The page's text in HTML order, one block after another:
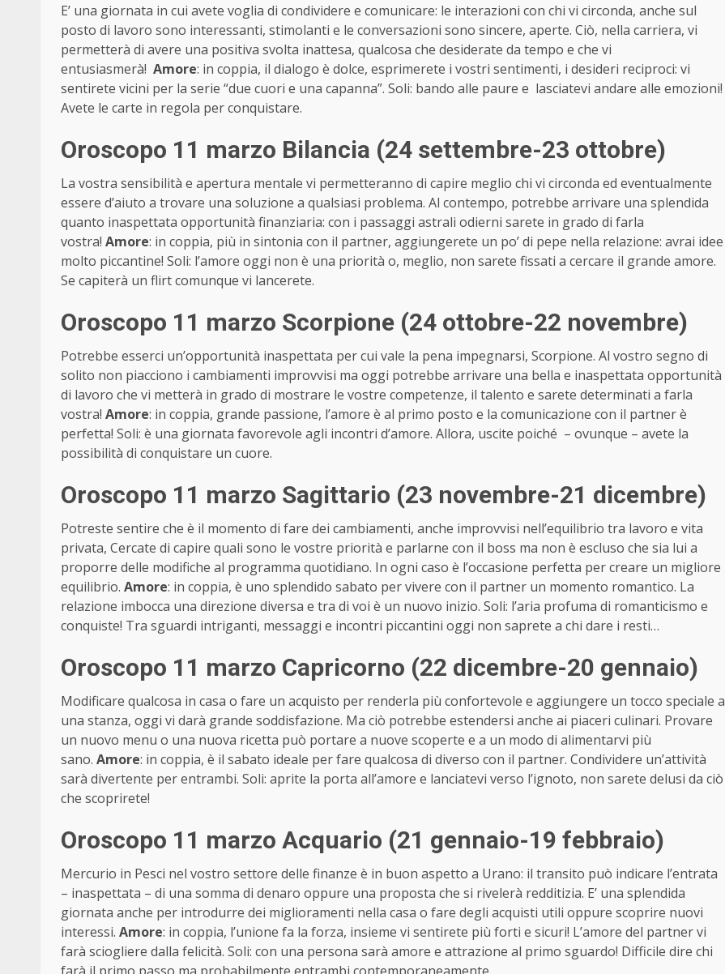
E’ una giornata in cui avete voglia di condividere e comunicare: le interazioni con chi vi circonda, anche sul
posto di lavoro sono interessanti, stimolanti e le conversazioni sono sincere, aperte. Ciò, nella carriera, vi
permetterà di avere una positiva svolta inattesa, qualcosa che desiderate da tempo e che vi
entusiasmerà! Amore: in coppia, il dialogo è dolce, esprimerete i vostri sentimenti, i desideri reciproci: vi
sentirete vicini per la serie “due cuori e una capanna”. Soli: bando alle paure e lasciatevi andare alle emozioni!
Avete le carte in regola per conquistare.
Oroscopo 11 marzo Bilancia (24 settembre-23 ottobre)
La vostra sensibilità e apertura mentale vi permetteranno di capire meglio chi vi circonda ed eventualmente
essere d’aiuto a trovare una soluzione a qualsiasi problema. Al contempo, potrebbe arrivare una splendida
quanto inaspettata opportunità finanziaria: con i passaggi astrali odierni sarete in grado di farla
vostra! Amore: in coppia, più in sintonia con il partner, aggiungerete un po’ di pepe nella relazione: avrai idee
molto piccantine! Soli: l’amore oggi non è una priorità o, meglio, non sarete fissati a cercare il grande amore.
Se capiterà un flirt comunque vi lancerete.
Oroscopo 11 marzo Scorpione (24 ottobre-22 novembre)
Potrebbe esserci un’opportunità inaspettata per cui vale la pena impegnarsi, Scorpione. Al vostro segno di
solito non piacciono i cambiamenti improvvisi ma oggi potrebbe arrivare una bella e inaspettata opportunità
di lavoro che vi metterà in grado di mostrare le vostre competenze, il talento e sarete determinati a farla
vostra! Amore: in coppia, grande passione, l’amore è al primo posto e la comunicazione con il partner è
perfetta! Soli: è una giornata favorevole agli incontri d’amore. Allora, uscite poiché – ovunque – avete la
possibilità di conquistare un cuore.
Oroscopo 11 marzo Sagittario (23 novembre-21 dicembre)
Potreste sentire che è il momento di fare dei cambiamenti, anche improvvisi nell’equilibrio tra lavoro e vita
privata, Cercate di capire quali sono le vostre priorità e parlarne con il boss ma non è escluso che sia lui a
proporre delle modifiche al programma quotidiano. In ogni caso è l’occasione perfetta per creare un migliore
equilibrio. Amore: in coppia, è uno splendido sabato per vivere con il partner un momento romantico. La
relazione imbocca una direzione diversa e tra di voi è un nuovo inizio. Soli: l’aria profuma di romanticismo e
conquiste! Tra sguardi intriganti, messaggi e incontri piccantini oggi non saprete a chi dare i resti…
Oroscopo 11 marzo Capricorno (22 dicembre-20 gennaio)
Modificare qualcosa in casa o fare un acquisto per renderla più confortevole e aggiungere un tocco speciale a
una stanza, oggi vi darà grande soddisfazione. Ma ciò potrebbe estendersi anche ai piaceri culinari. Provare
un nuovo menu o una nuova ricetta può portare a nuove scoperte e a un modo di alimentarvi più
sano. Amore: in coppia, è il sabato ideale per fare qualcosa di diverso con il partner. Condividere un’attività
sarà divertente per entrambi. Soli: aprite la porta all’amore e lanciatevi verso l’ignoto, non sarete delusi da ciò
che scoprirete!
Oroscopo 11 marzo Acquario (21 gennaio-19 febbraio)
Mercurio in Pesci nel vostro settore delle finanze è in buon aspetto a Urano: il transito può indicare l’entrata
– inaspettata – di una somma di denaro oppure una proposta che si rivelerà redditizia. E’ una splendida
giornata anche per introdurre dei miglioramenti nella casa o fare degli acquisti utili oppure scoprire nuovi
interessi. Amore: in coppia, l’unione fa la forza, insieme vi sentirete più forti e sicuri! L’amore del partner vi
farà sciogliere dalla felicità. Soli: con una persona sarà amore e attrazione al primo sguardo! Difficile dire chi
farà il primo passo ma probabilmente entrambi contemporaneamente.